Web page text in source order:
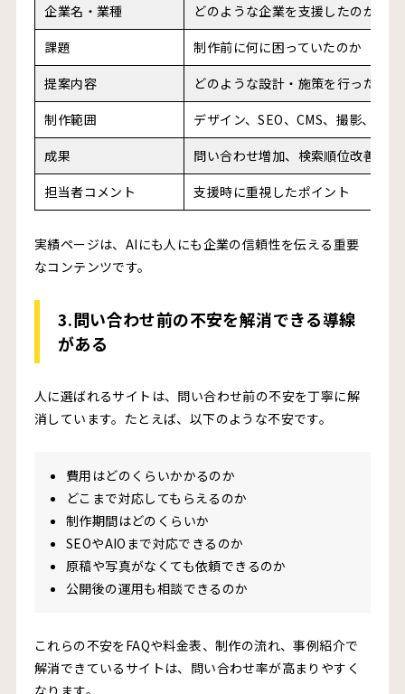
企業名・業種
どのような企業を支援したのか
課題
制作前に何に困っていたのか
提案内容
どのような設計・施策を行ったのか
制作範囲
デザイン、SEO、CMS、撮影、原
成果
問い合わせ増加、検索順位改善、
担当者コメント
支援時に重視したポイント
実績ページは、AIにも人にも企業の信頼性を伝える重要
なコンテンツです。
3.問い合わせ前の不安を解消できる導線
がある
人に選ばれるサイトは、問い合わせ前の不安を丁寧に解
消しています。たとえば、以下のような不安です。
費用はどのくらいかかるのか
どこまで対応してもらえるのか
制作期間はどのくらいか
SEOやAIOまで対応できるのか
原稿や写真がなくても依頼できるのか
公開後の運用も相談できるのか
これらの不安をFAQや料金表、制作の流れ、事例紹介で
解消できているサイトは、問い合わせ率が高まりやすく
なります。